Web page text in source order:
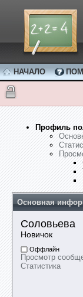
НАЧАЛО
Профиль
Основная
Соловьева
Новичок
Оффлайн
Просмотр
Статистика